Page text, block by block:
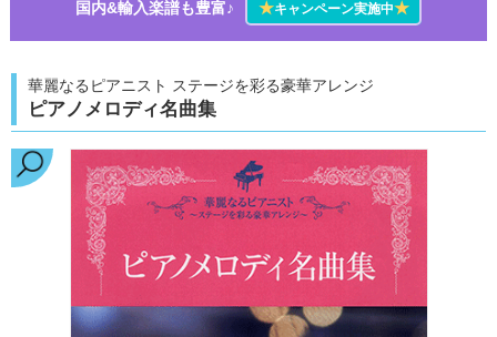
国内&輸入楽譜も豊富♪
★キャンペーン実施中★
華麗なるピアニスト ステージを彩る豪華アレンジ
ピアノメロディ名曲集